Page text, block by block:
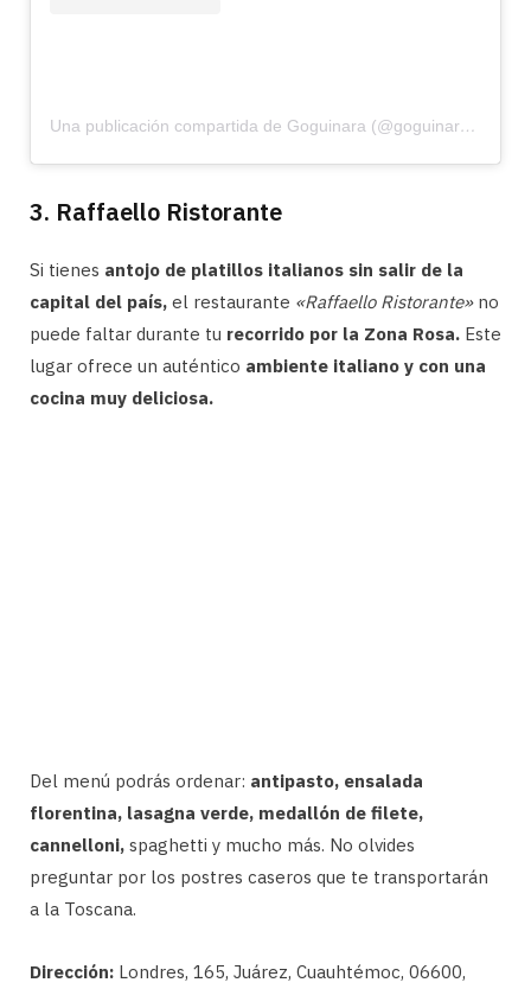
Una publicación compartida de Goguinara (@goguinaramx)
3. Raffaello Ristorante
Si tienes antojo de platillos italianos sin salir de la
capital del país, el restaurante «Raffaello Ristorante»no
puede faltar durante tu recorrido por la Zona Rosa. Este
lugar ofrece un auténtico ambiente italiano y con una
cocina muy deliciosa.
Del menú podrás ordenar: antipasto, ensalada
florentina, lasagna verde, medallón de filete,
cannelloni, spaghetti y mucho más. No olvides
preguntar por los postres caseros que te transportarán
a la Toscana.
Dirección: Londres, 165, Juárez, Cuauhtémoc, 06600,